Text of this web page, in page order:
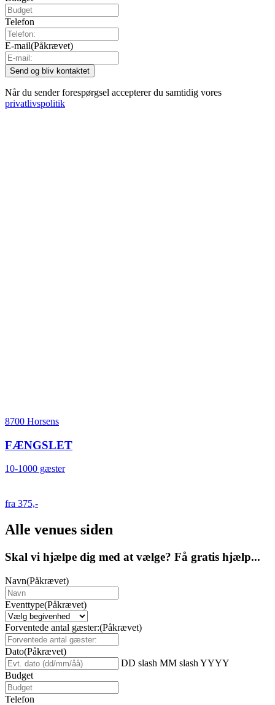
Telefon
E-mail(Påkrævet)
Når du sender forespørgsel accepterer du samtidig vores
privatlivspolitik
8700 Horsens
FÆNGSLET
10-1000 gæster
fra 375,-
Alle venues siden
Skal vi hjælpe dig med at vælge? Få gratis hjælp...
Navn(Påkrævet)
Eventtype(Påkrævet)
Forventede antal gæster:(Påkrævet)
Dato(Påkrævet)
DD slash MM slash YYYY
Budget
Telefon